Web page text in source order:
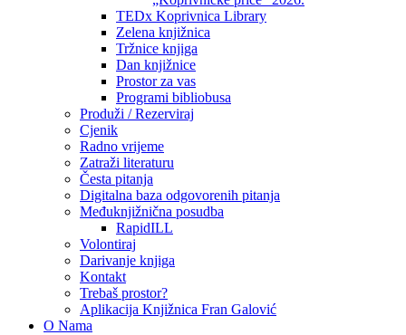
TEDx Koprivnica Library
Zelena knjižnica
Tržnice knjiga
Dan knjižnice
Prostor za vas
Programi bibliobusa
Produži / Rezerviraj
Cjenik
Radno vrijeme
Zatraži literaturu
Česta pitanja
Digitalna baza odgovorenih pitanja
Međuknjižnična posudba
RapidILL
Volontiraj
Darivanje knjiga
Kontakt
Trebaš prostor?
Aplikacija Knjižnica Fran Galović
O Nama